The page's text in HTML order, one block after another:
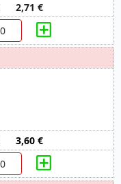
2,71 €
3,60 €